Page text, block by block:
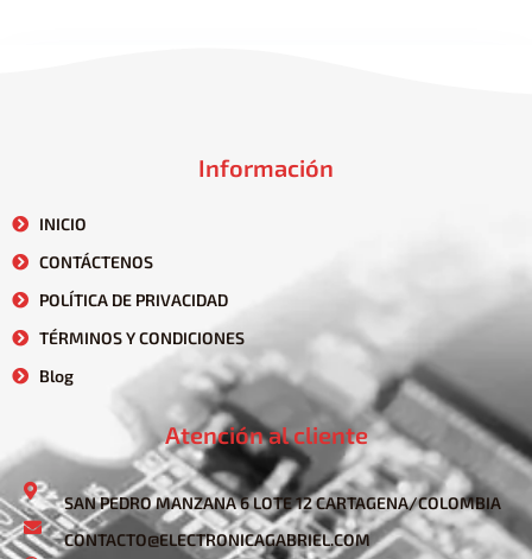
Información
INICIO
CONTÁCTENOS
POLÍTICA DE PRIVACIDAD
TÉRMINOS Y CONDICIONES
Blog
Atención al cliente
SAN PEDRO MANZANA 6 LOTE 12 CARTAGENA/COLOMBIA
CONTACTO@ELECTRONICAGABRIEL.COM